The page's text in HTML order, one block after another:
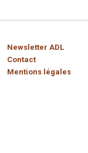
Newsletter ADL
Contact
Mentions légales